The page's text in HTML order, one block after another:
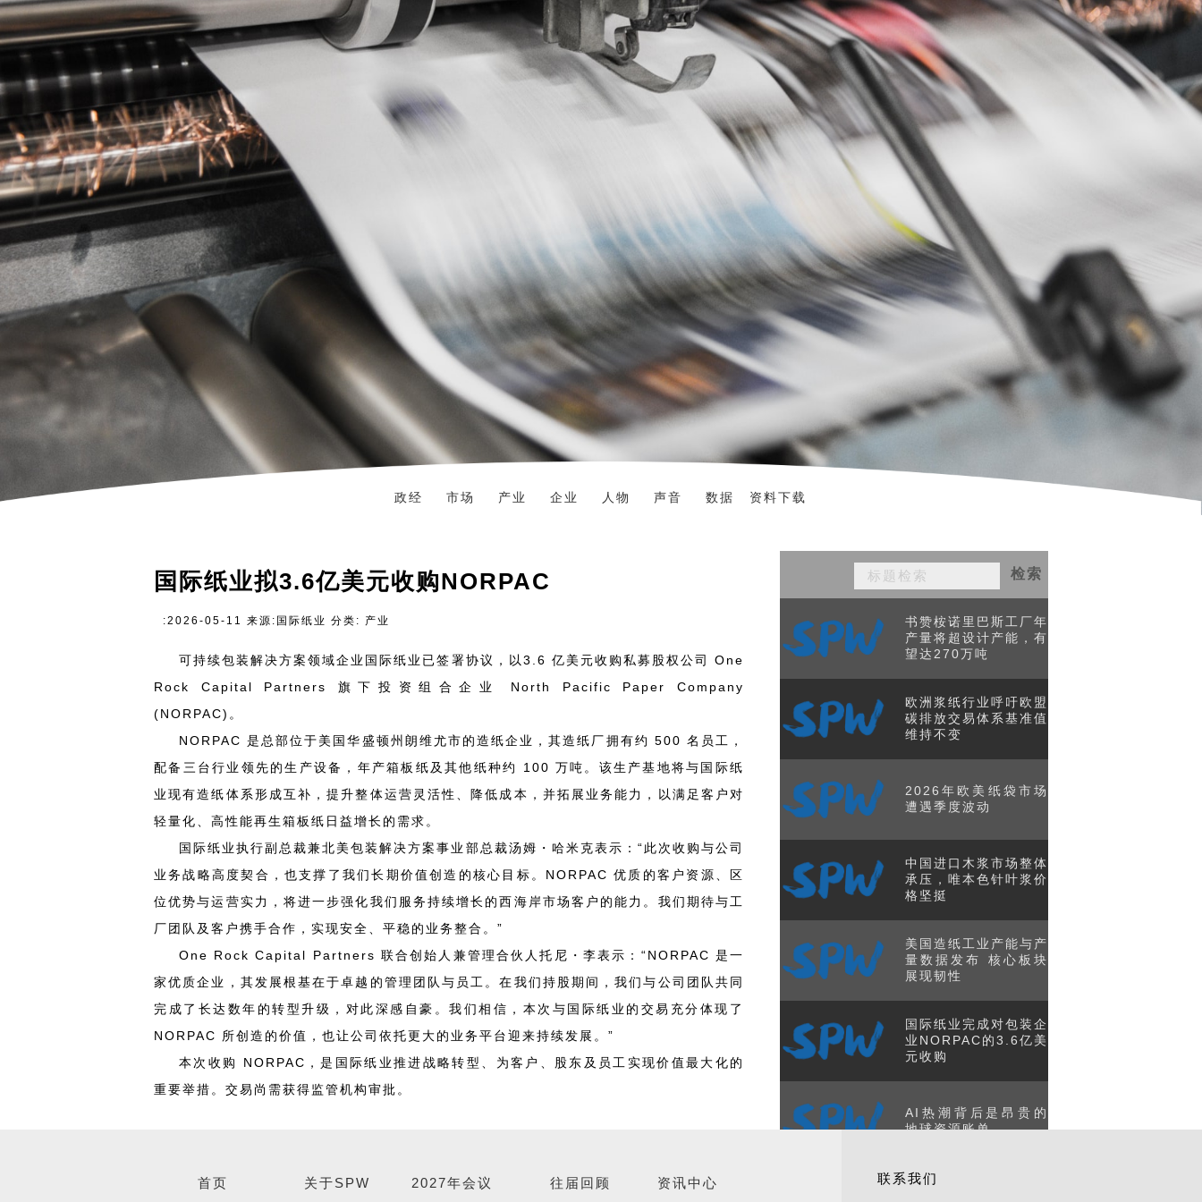
政经 市场 产业 企业 人物 声音 数据 资料下载
国际纸业拟3.6亿美元收购NORPAC
:2026-05-11 来源:国际纸业 分类: 产业
可持续包装解决方案领域企业国际纸业已签署协议，以3.6 亿美元收购私募股权公司 One
Rock Capital Partners 旗下投资组合企业 North Pacific Paper Company
(NORPAC)。
NORPAC 是总部位于美国华盛顿州朗维尤市的造纸企业，其造纸厂拥有约 500 名员工，
配备三台行业领先的生产设备，年产箱板纸及其他纸种约 100 万吨。该生产基地将与国际纸
业现有造纸体系形成互补，提升整体运营灵活性、降低成本，并拓展业务能力，以满足客户对
轻量化、高性能再生箱板纸日益增长的需求。
国际纸业执行副总裁兼北美包装解决方案事业部总裁汤姆・哈米克表示：“此次收购与公司
业务战略高度契合，也支撑了我们长期价值创造的核心目标。NORPAC 优质的客户资源、区
位优势与运营实力，将进一步强化我们服务持续增长的西海岸市场客户的能力。我们期待与工
厂团队及客户携手合作，实现安全、平稳的业务整合。”
One Rock Capital Partners 联合创始人兼管理合伙人托尼・李表示：“NORPAC 是一
家优质企业，其发展根基在于卓越的管理团队与员工。在我们持股期间，我们与公司团队共同
完成了长达数年的转型升级，对此深感自豪。我们相信，本次与国际纸业的交易充分体现了
NORPAC 所创造的价值，也让公司依托更大的业务平台迎来持续发展。”
本次收购 NORPAC，是国际纸业推进战略转型、为客户、股东及员工实现价值最大化的
重要举措。交易尚需获得监管机构审批。
检索
书赞桉诺里巴斯工厂年
产量将超设计产能，有
望达270万吨
欧洲浆纸行业呼吁欧盟
碳排放交易体系基准值
维持不变
2026年欧美纸袋市场
遭遇季度波动
中国进口木浆市场整体
承压，唯本色针叶浆价
格坚挺
美国造纸工业产能与产
量数据发布 核心板块
展现韧性
国际纸业完成对包装企
业NORPAC的3.6亿美
元收购
AI热潮背后是昂贵的
地球资源账单
首页 关于SPW 2027年会议 往届回顾 资讯中心 联系我们